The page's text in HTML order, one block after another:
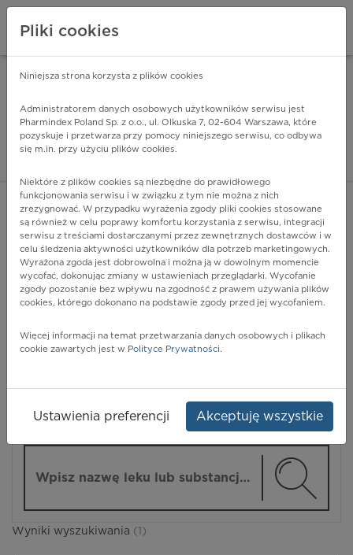
Pharmindex - lider
ZALOGUJ SIĘ
POKAŻ FILTRY
Pharmindex
Wyniki wyszukiwania (1)
Pliki cookies
Niniejsza strona korzysta z plików cookies
Administratorem danych osobowych użytkowników serwisu jest
Pharmindex Poland Sp. z o.o., ul. Olkuska 7, 02-604 Warszawa, które
pozyskuje i przetwarza przy pomocy niniejszego serwisu, co odbywa
się m.in. przy użyciu plików cookies.
Niektóre z plików cookies są niezbędne do prawidłowego
funkcjonowania serwisu i w związku z tym nie można z nich
zrezygnować. W przypadku wyrażenia zgody pliki cookies stosowane
są również w celu poprawy komfortu korzystania z serwisu, integracji
serwisu z treściami dostarczanymi przez zewnętrznych dostawców i w
celu śledzenia aktywności użytkowników dla potrzeb marketingowych.
Wyrażona zgoda jest dobrowolna i można ją w dowolnym momencie
wycofać, dokonując zmiany w ustawieniach przeglądarki. Wycofanie
zgody pozostanie bez wpływu na zgodność z prawem używania plików
cookies, którego dokonano na podstawie zgody przed jej wycofaniem.
Więcej informacji na temat przetwarzania danych osobowych i plikach
cookie zawartych jest w Polityce Prywatności.
Ustawienia preferencji Akceptuję wszystkie
ZA DARMO - w Google Play INSTALUJ